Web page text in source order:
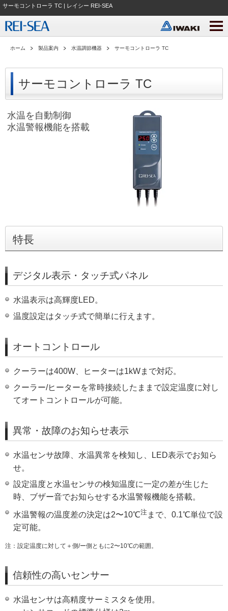
サーモコントローラ TC | レイシー REI-SEA
ホーム 製品案内 水温調節機器 サーモコントローラ TC
サーモコントローラ TC
水温を自動制御
水温警報機能を搭載
特長
デジタル表示・タッチ式パネル
水温表示は高輝度LED。
温度設定はタッチ式で簡単に行えます。
オートコントロール
クーラーは400W、ヒーターは1kWまで対応。
クーラー/ヒーターを常時接続したままで設定温度に対し
てオートコントロールが可能。
異常・故障のお知らせ表示
水温センサ故障、水温異常を検知し、LED表示でお知ら
せ。
設定温度と水温センサの検知温度に一定の差が生じた
時、ブザー音でお知らせする水温警報機能を搭載。
水温警報の温度差の決定は2〜10℃注 まで、0.1℃単位で設
定可能。
注：設定温度に対して＋側/ー側ともに2〜10℃の範囲。
信頼性の高いセンサー
水温センサは高精度サーミスタを使用。